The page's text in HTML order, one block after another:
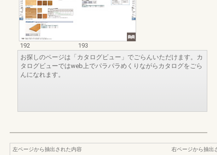
192
193
お探しのページは「カタログビュー」でごらんいただけます。カ
タログビューではweb上でパラパラめくりながらカタログをごら
んになれます。
左ページから抽出された内容
右ページから抽出